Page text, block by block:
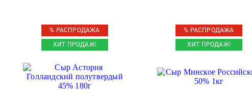
% РАСПРОДАЖА
ХИТ ПРОДАЖ!
% РАСПРОДАЖА
ХИТ ПРОДАЖ!